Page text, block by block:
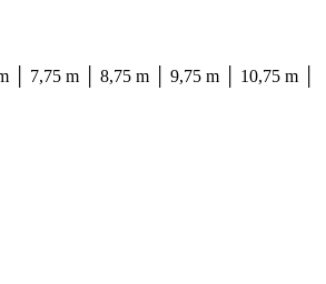
│ 7,75 m │ 8,75 m │ 9,75 m │ 10,75 m │